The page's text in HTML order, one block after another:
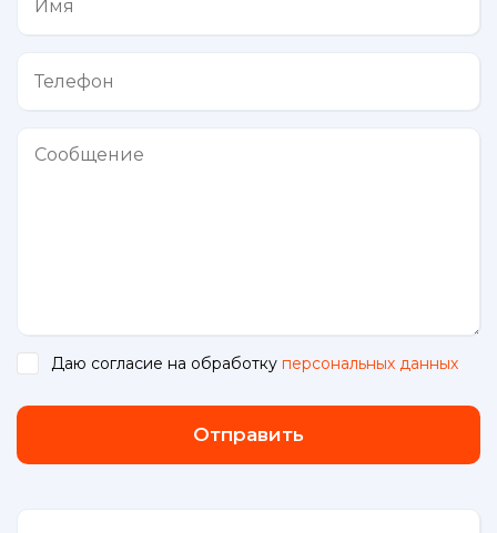
Даю согласие на обработку персональных данных
Отправить